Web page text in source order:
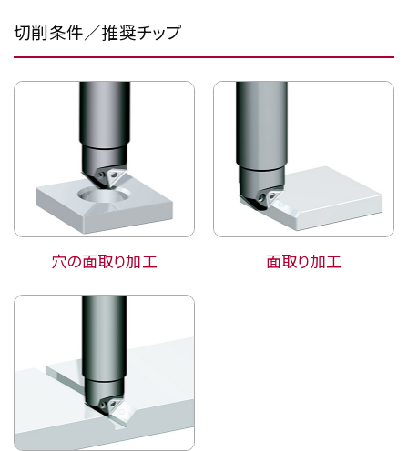
切削条件／推奨チップ
穴の面取り加工 面取り加工